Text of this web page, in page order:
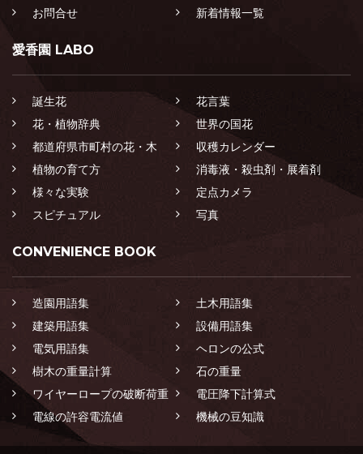
お問合せ
新着情報一覧
愛香園 LABO
誕生花
花言葉
花・植物辞典
世界の国花
都道府県市町村の花・木
収穫カレンダー
植物の育て方
消毒液・殺虫剤・展着剤
様々な実験
定点カメラ
スピチュアル
写真
CONVENIENCE BOOK
造園用語集
土木用語集
建築用語集
設備用語集
電気用語集
ヘロンの公式
樹木の重量計算
石の重量
ワイヤーロープの破断荷重
電圧降下計算式
電線の許容電流値
機械の豆知識